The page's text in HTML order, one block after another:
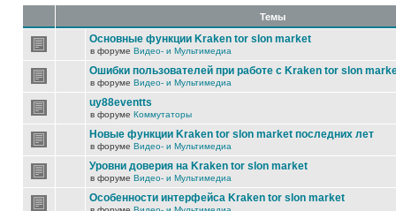
Темы
Основные функции Kraken tor slon market
в форуме Видео- и Мультимедиа
Ошибки пользователей при работе с Kraken tor slon
в форуме Видео- и Мультимедиа
uy88eventts
в форуме Коммутаторы
Новые функции Kraken tor slon market последних лет
в форуме Видео- и Мультимедиа
Уровни доверия на Kraken tor slon market
в форуме Видео- и Мультимедиа
Особенности интерфейса Kraken tor slon market